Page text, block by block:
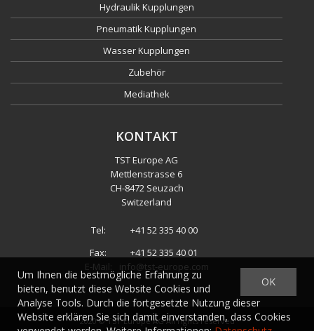
Hydraulik Kupplungen
Pneumatik Kupplungen
Wasser Kupplungen
Zubehör
Mediathek
KONTAKT
TST Europe AG
Mettlenstrasse 6
CH-8472 Seuzach
Switzerland
Tel:
+41 52 335 40 00
Fax:
+41 52 335 40 01
E-Mail:
info@tst-europe.com
2020 ©TST Europe AGAll rights reserved
OK
Um Ihnen die bestmögliche Erfahrung zu
bieten, benutzt diese Website Cookies und
Analyse Tools. Durch die fortgesetzte Nutzung dieser
Website erklären Sie sich damit einverstanden, dass Cookies